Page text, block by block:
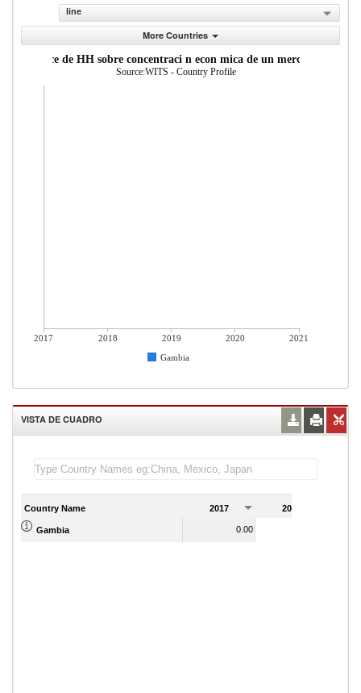
line
More Countries
ndice de HH sobre concentraci n econ mica de un mercado
Source:WITS - Country Profile
2017 2018 2019 2020
2021
Gambia
VISTA DE CUADRO
Country Name 2017 2018
Gambia 0.00